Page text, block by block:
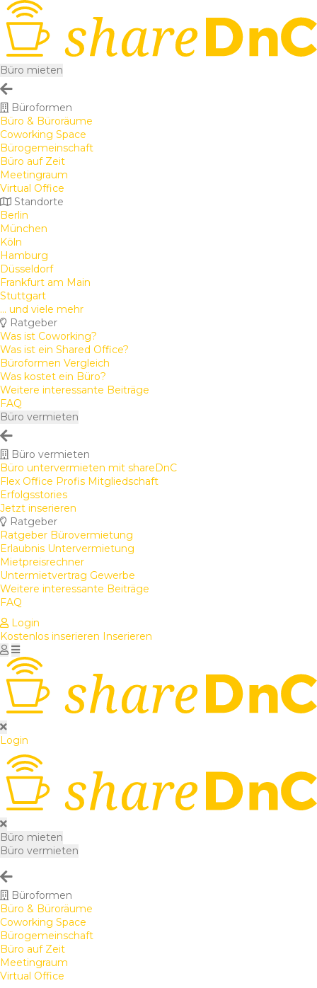
Büro mieten
Büroformen
Büro & Büroräume
Coworking Space
Bürogemeinschaft
Büro auf Zeit
Meetingraum
Virtual Office
Standorte
Berlin
München
Köln
Hamburg
Düsseldorf
Frankfurt am Main
Stuttgart
... und viele mehr
Ratgeber
Was ist Coworking?
Was ist ein Shared Office?
Büroformen Vergleich
Was kostet ein Büro?
Weitere interessante Beiträge
FAQ
Büro vermieten
Büro vermieten
Büro untervermieten mit shareDnC
Flex Office Profis Mitgliedschaft
Erfolgsstories
Jetzt inserieren
Ratgeber
Ratgeber Bürovermietung
Erlaubnis Untervermietung
Mietpreisrechner
Untermietvertrag Gewerbe
Weitere interessante Beiträge
FAQ
Login
Kostenlos inserieren Inserieren
Login
Büro mieten
Büro vermieten
Büroformen
Büro & Büroräume
Coworking Space
Bürogemeinschaft
Büro auf Zeit
Meetingraum
Virtual Office